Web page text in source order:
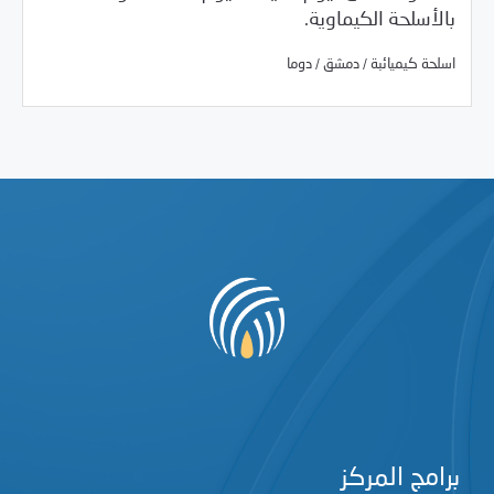
بالأسلحة الكيماوية.
اسلحة كيميائبة / دمشق / دوما
برامج المركز